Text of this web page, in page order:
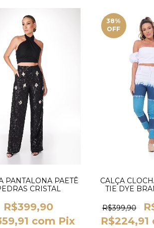
PANTALONA PAETÊ
CRISTAL
R$399,90
com Pix
38%
OFF
CALÇA
TIE DYE
R$399,90
R$224,91